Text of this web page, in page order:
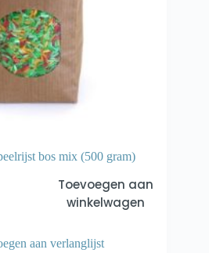
bos mix (500 gram)
Toevoegen aan
winkelwagen
aan verlanglijst